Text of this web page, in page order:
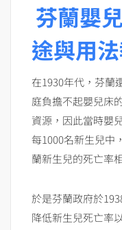
芬蘭嬰
途與用
在1930年代，芬蘭
庭負擔不起嬰兒床
資源，因此當時嬰
每1000名新生兒中
蘭新生兒的死亡率
於是芬蘭政府於
降低新生兒死亡率